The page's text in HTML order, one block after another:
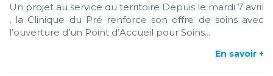
Un projet au service du territoire Depuis le mardi 7 avril
, la Clinique du Pré renforce son offre de soins avec
l’ouverture d’un Point d’Accueil pour Soins...
En savoir +